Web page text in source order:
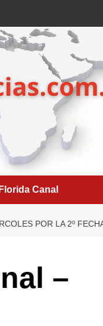
Canal
POR LA 2º
–